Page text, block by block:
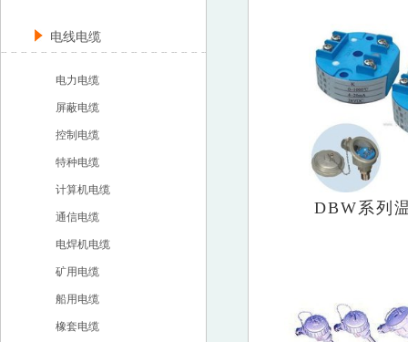
电线电缆
电力电缆
屏蔽电缆
控制电缆
特种电缆
计算机电缆
通信电缆
电焊机电缆
矿用电缆
船用电缆
橡套电缆
DBW系列